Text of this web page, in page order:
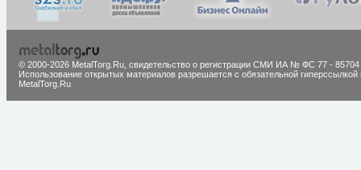
© 2000-2026 MetalTorg.Ru, cвидетельство о регистрации СМИ ИА № ФС 77 - 85704
Использование открытых материалов разрешается с обязательной гиперссылкой
MetalTorg.Ru